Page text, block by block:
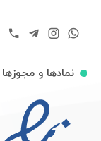
نمادها و مجوزها